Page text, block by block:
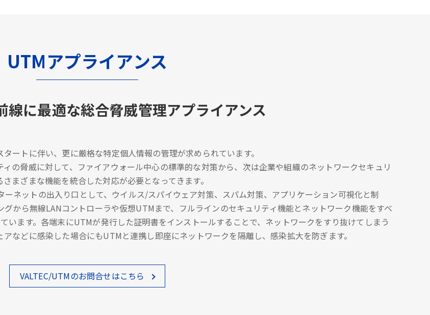
UTMアプライアンス
線に最適な総合脅威管理アプライアンス
ートに伴い、更に厳格な特定個人情報の管理が求められています。
の脅威に対して、ファイアウォール中心の標準的な対策から、次は企業や組織のネットワークセキュリ
まざまな機能を統合した対応が必要となってきます。
ーネットの出入り口として、ウイルス/スパイウェア対策、スパム対策、アプリケーション可視化と制
グから無線LANコントローラや仮想UTMまで、フルラインのセキュリティ機能とネットワーク機能をすべ
います。各端末にUTMが発行した証明書をインストールすることで、ネットワークをすり抜けてしまう
などに感染した場合にもUTMと連携し即座にネットワークを隔離し、感染拡大を防ぎます。
VALTEC/UTMのお問合せはこちら